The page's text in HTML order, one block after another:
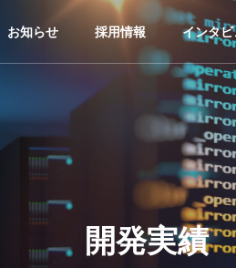
お知らせ 採用情報 インタビ
開発実績